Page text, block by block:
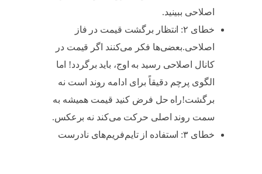
اصلاحی ببینید.
خطای ۲: انتظار برگشت قیمت در فاز
اصلاحی.بعضی‌ها فکر می‌کنند اگر قیمت در
کانال اصلاحی رسید به اوج، باید برگردد! اما
الگوی پرچم دقیقاً برای ادامه روند است نه
برگشت!راه حل فرض کنید قیمت همیشه به
سمت روند اصلی حرکت می‌کند نه برعکس.
خطای ۳: استفاده از تایم‌فریم‌های نادرست